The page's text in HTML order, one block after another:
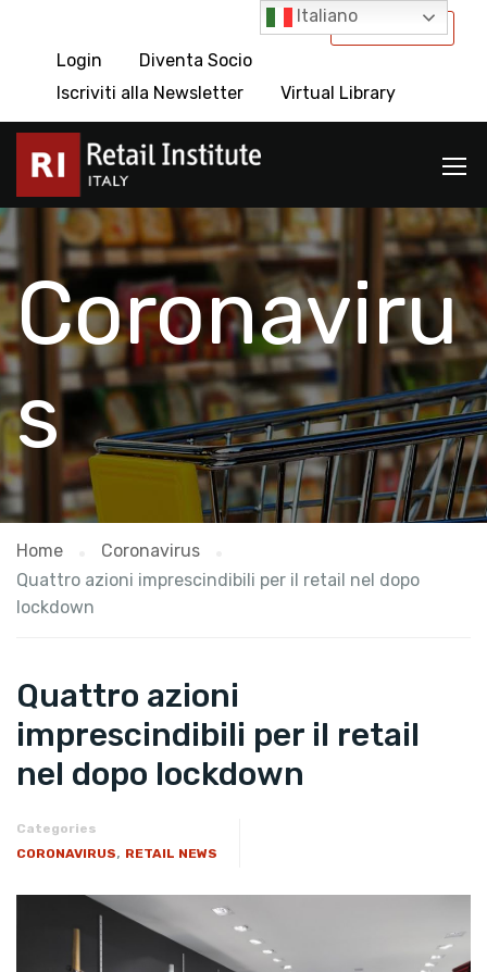
International
Login
Diventa Socio
Iscriviti alla Newsletter
Virtual Library
Coronaviru
s
Home
Coronavirus
Quattro azioni imprescindibili per il retail nel dopo
lockdown
Quattro azioni
imprescindibili per il retail
nel dopo lockdown
Categories
CORONAVIRUS, RETAIL NEWS
Italiano